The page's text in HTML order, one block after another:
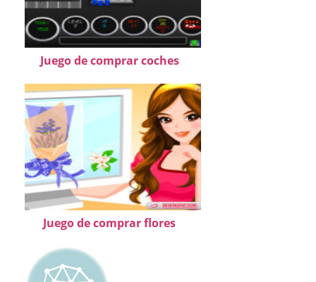
Juego de comprar coches
Juego de comprar flores